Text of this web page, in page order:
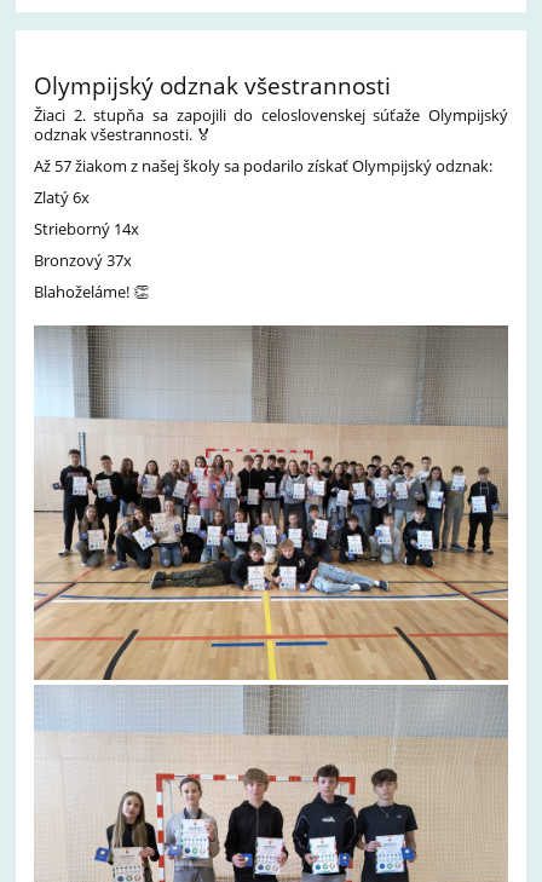
Olympijský odznak všestrannosti
Žiaci 2. stupňa sa zapojili do celoslovenskej súťaže Olympijský
odznak všestrannosti. 🏅
Až 57 žiakom z našej školy sa podarilo získať Olympijský odznak:
Zlatý 6x
Strieborný 14x
Bronzový 37x
Blahoželáme! 👏